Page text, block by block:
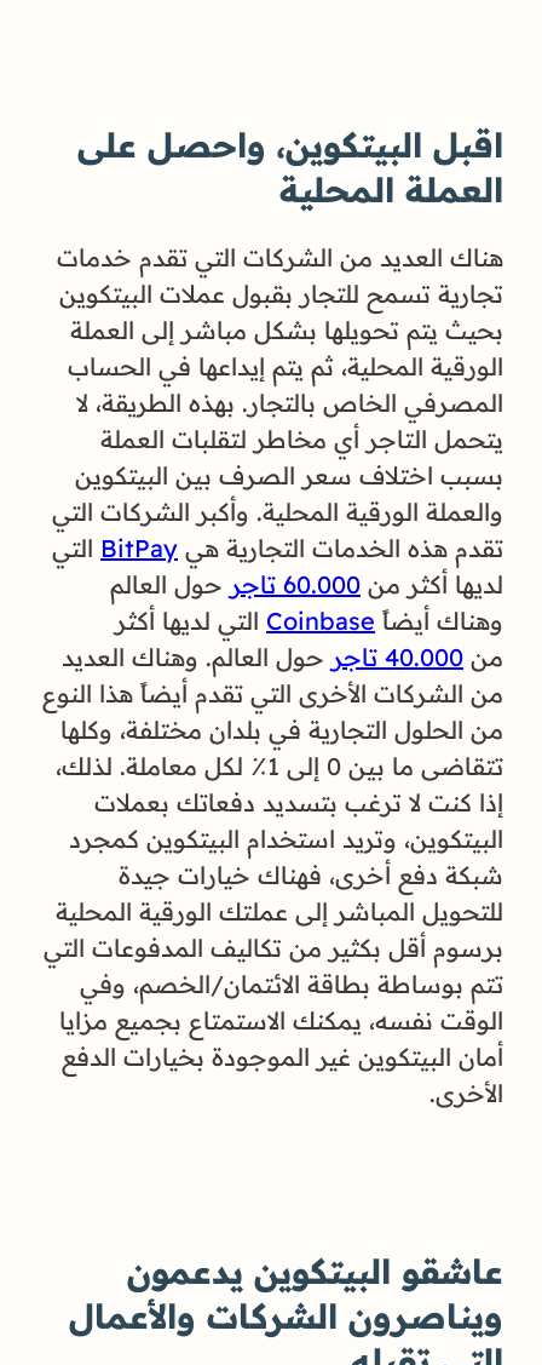
اقبل البيتكوين، واحصل على
العملة المحلية
هناك العديد من الشركات التي تقدم خدمات
تجارية تسمح للتجار بقبول عملات البيتكوين
بحيث يتم تحويلها بشكل مباشر إلى العملة
الورقية المحلية، ثم يتم إيداعها في الحساب
المصرفي الخاص بالتجار. بهذه الطريقة، لا
يتحمل التاجر أي مخاطر لتقلبات العملة
بسبب اختلاف سعر الصرف بين البيتكوين
والعملة الورقية المحلية. وأكبر الشركات التي
تقدم هذه الخدمات التجارية هي BitPay التي
لديها أكثر من 60.000 تاجر
حول العالم
وهناك أيضاً Coinbase التي لديها أكثر
من 40.000 تاجر
حول العالم. وهناك العديد
من الشركات الأخرى التي تقدم أيضاً هذا النوع
من الحلول التجارية في بلدان مختلفة، وكلها
تتقاضى ما بين 0 إلى 1٪ لكل معاملة. لذلك،
إذا كنت لا ترغب بتسديد دفعاتك بعملات
البيتكوين، وتريد استخدام البيتكوين كمجرد
شبكة دفع أخرى، فهناك خيارات جيدة
للتحويل المباشر إلى عملتك الورقية المحلية
برسوم أقل بكثير من تكاليف المدفوعات التي
تتم بوساطة بطاقة الائتمان/الخصم، وفي
الوقت نفسه، يمكنك الاستمتاع بجميع مزايا
أمان البيتكوين غير الموجودة بخيارات الدفع
الأخرى.
عاشقو البيتكوين يدعمون
ويناصرون الشركات والأعمال